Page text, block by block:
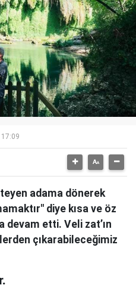
adama dönerek
diye kısa ve öz
devam etti. Veli zat’ın
çıkarabileceğimiz